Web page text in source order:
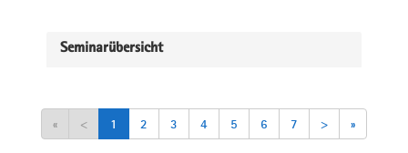
Seminarübersicht
« < 1 2 3 4 5 6 7 > »